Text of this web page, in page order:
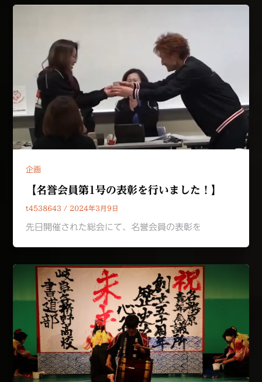
企画
【名誉会員第1号の表彰を行いました！】
t4538643 / 2024年3月9日
先日開催された総会にて、名誉会員の表彰を